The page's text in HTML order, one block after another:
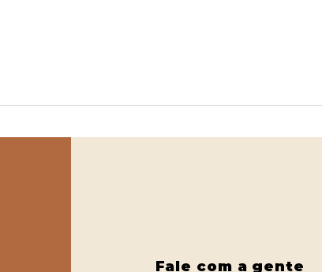
Fale com a gente